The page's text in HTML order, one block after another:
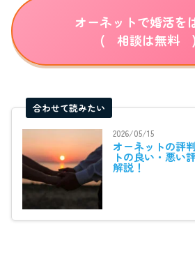
オーネットで婚活を
( 相談は無料
合わせて読みたい
2026/05/15
オーネットの評
トの良い・悪い
解説！